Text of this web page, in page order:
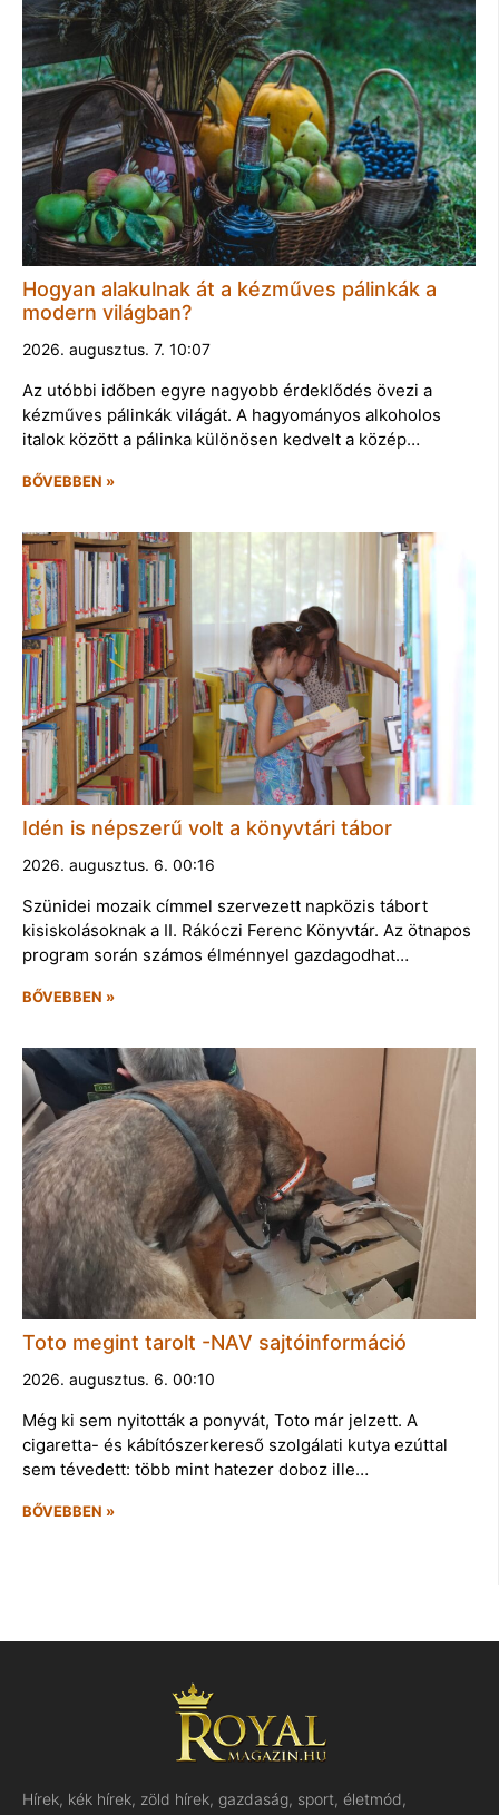
Hogyan alakulnak át a kézműves pálinkák a
modern világban?
2026. augusztus. 7. 10:07
Az utóbbi időben egyre nagyobb érdeklődés övezi a
kézműves pálinkák világát. A hagyományos alkoholos
italok között a pálinka különösen kedvelt a közép…
BŐVEBBEN »
Idén is népszerű volt a könyvtári tábor
2026. augusztus. 6. 00:16
Szünidei mozaik címmel szervezett napközis tábort
kisiskolásoknak a II. Rákóczi Ferenc Könyvtár. Az ötnapos
program során számos élménnyel gazdagodhat…
BŐVEBBEN »
Toto megint tarolt -NAV sajtóinformáció
2026. augusztus. 6. 00:10
Még ki sem nyitották a ponyvát, Toto már jelzett. A
cigaretta- és kábítószerkereső szolgálati kutya ezúttal
sem tévedett: több mint hatezer doboz ille…
BŐVEBBEN »
Hírek, kék hírek, zöld hírek, gazdaság, sport, életmód,